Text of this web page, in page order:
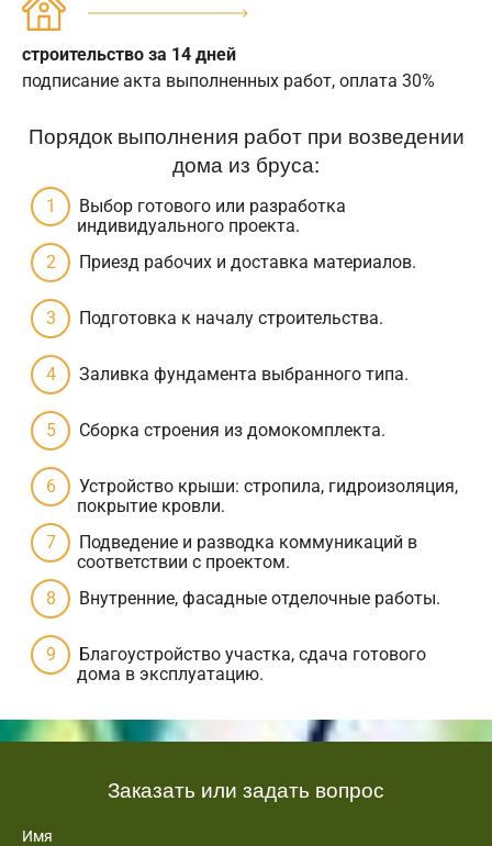
строительство за 14 дней
подписание акта выполненных работ, оплата 30%
Порядок выполнения работ при возведении
дома из бруса:
Выбор готового или разработка
индивидуального проекта.
Приезд рабочих и доставка материалов.
Подготовка к началу строительства.
Заливка фундамента выбранного типа.
Сборка строения из домокомплекта.
Устройство крыши: стропила, гидроизоляция,
покрытие кровли.
Подведение и разводка коммуникаций в
соответствии с проектом.
Внутренние, фасадные отделочные работы.
Благоустройство участка, сдача готового
дома в эксплуатацию.
Заказать или задать вопрос
Имя